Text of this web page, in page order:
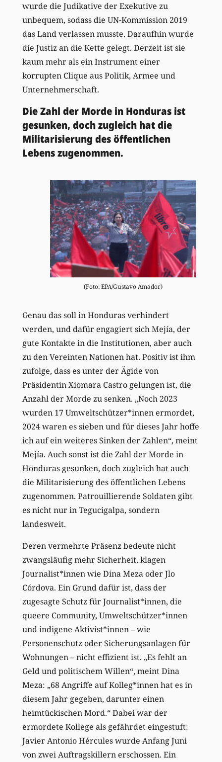
wurde die Judikative der Exekutive zu
unbequem, sodass die UN-Kommission 2019
das Land verlassen musste. Daraufhin wurde
die Justiz an die Kette gelegt. Derzeit ist sie
kaum mehr als ein Instrument einer
korrupten Clique aus Politik, Armee und
Unternehmerschaft.
Die Zahl der Morde in Honduras ist
gesunken, doch zugleich hat die
Militarisierung des öffentlichen
Lebens zugenommen.
(Foto: EPA/Gustavo Amador)
Genau das soll in Honduras verhindert
werden, und dafür engagiert sich Mejía, der
gute Kontakte in die Institutionen, aber auch
zu den Vereinten Nationen hat. Positiv ist ihm
zufolge, dass es unter der Ägide von
Präsidentin Xiomara Castro gelungen ist, die
Anzahl der Morde zu senken. „Noch 2023
wurden 17 Umweltschützer*innen ermordet,
2024 waren es sieben und für dieses Jahr hoffe
ich auf ein weiteres Sinken der Zahlen“, meint
Mejía. Auch sonst ist die Zahl der Morde in
Honduras gesunken, doch zugleich hat auch
die Militarisierung des öffentlichen Lebens
zugenommen. Patrouillierende Soldaten gibt
es nicht nur in Tegucigalpa, sondern
landesweit.
Deren vermehrte Präsenz bedeute nicht
zwangsläufig mehr Sicherheit, klagen
Journalist*innen wie Dina Meza oder Jlo
Córdova. Ein Grund dafür ist, dass der
zugesagte Schutz für Journalist*innen, die
queere Community, Umweltschützer*innen
und indigene Aktivist*innen – wie
Personenschutz oder Sicherungsanlagen für
Wohnungen – nicht effizient ist. „Es fehlt an
Geld und politischem Willen“, meint Dina
Meza: „68 Angriffe auf Kolleg*innen hat es in
diesem Jahr gegeben, darunter einen
heimtückischen Mord.“ Dabei war der
ermordete Kollege als gefährdet eingestuft:
Javier Antonio Hércules wurde Anfang Juni
von zwei Auftragskillern erschossen. Ein